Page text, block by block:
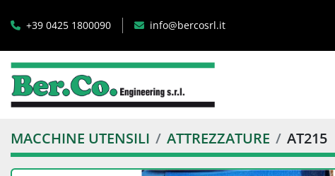
+39 0425 1800090 info@bercosrl.it
MACCHINE UTENSILI ATTREZZATURE AT215